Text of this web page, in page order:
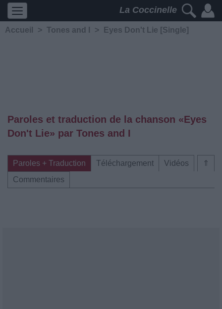
La Coccinelle
Accueil > Tones and I > Eyes Don't Lie [Single]
Paroles et traduction de la chanson «Eyes
Don't Lie» par Tones and I
⇑
Paroles + Traduction Téléchargement
Vidéos
Commentaires